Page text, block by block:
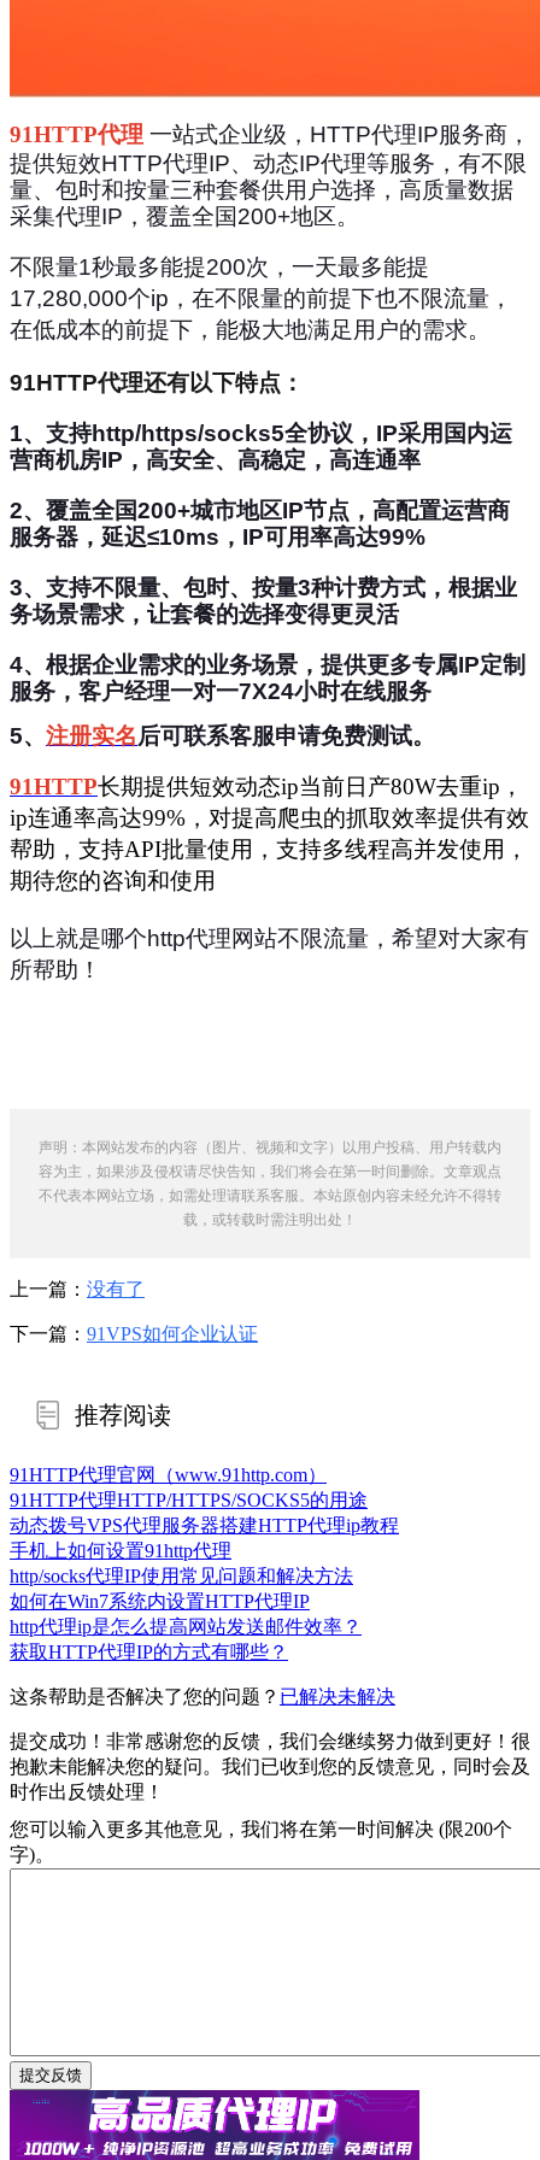
91HTTP代理 一站式企业级，HTTP代理IP服务商，
提供短效HTTP代理IP、动态IP代理等服务，有不限
量、包时和按量三种套餐供用户选择，高质量数据
采集代理IP，覆盖全国200+地区。
不限量1秒最多能提200次，一天最多能提
17,280,000个ip，在不限量的前提下也不限流量，
在低成本的前提下，能极大地满足用户的需求。
91HTTP代理还有以下特点：
1、 支持http/https/socks5全协议，IP采用国内运
营商机房IP，高安全、高稳定，高连通率
2、 覆盖全国200+城市地区IP节点，高配置运营商
服务器，延迟≤10ms，IP可用率高达99%
3、 支持不限量、包时、按量3种计费方式，根据业
务场景需求，让套餐的选择变得更灵活
4、 根据企业需求的业务场景，提供更多专属IP定制
服务，客户经理一对一7X24小时在线服务
5、 注册实名后可联系客服申请免费测试。
91HTTP长期提供短效动态ip当前日产80W去重ip，
ip连通率高达99%，对提高爬虫的抓取效率提供有效
帮助，支持API批量使用，支持多线程高并发使用，
期待您的咨询和使用
以上就是哪个http代理网站不限流量， 希望对大家有
所帮助！
声明：本网站发布的内容（图片、视频和文字）以用户投稿、用户转载内
容为主，如果涉及侵权请尽快告知，我们将会在第一时间删除。文章观点
不代表本网站立场，如需处理请联系客服。本站原创内容未经允许不得转
载，或转载时需注明出处！
上一篇： 没有了
下一篇： 91VPS如何企业认证
推荐阅读
91HTTP代理官网（www.91http.com）
91HTTP代理HTTP/HTTPS/SOCKS5的用途
动态拨号VPS代理服务器搭建HTTP代理ip教程
手机上如何设置91http代理
http/socks代理IP使用常见问题和解决方法
如何在Win7系统内设置HTTP代理IP
http代理ip是怎么提高网站发送邮件效率？
获取HTTP代理IP的方式有哪些？
这条帮助是否解决了您的问题？ 已解决未解决
提交成功！非常感谢您的反馈，我们会继续努力做到更好！ 很
抱歉未能解决您的疑问。我们已收到您的反馈意见，同时会及
时作出反馈处理！
您可以输入更多其他意见，我们将在第一时间解决 (限200个
字)。